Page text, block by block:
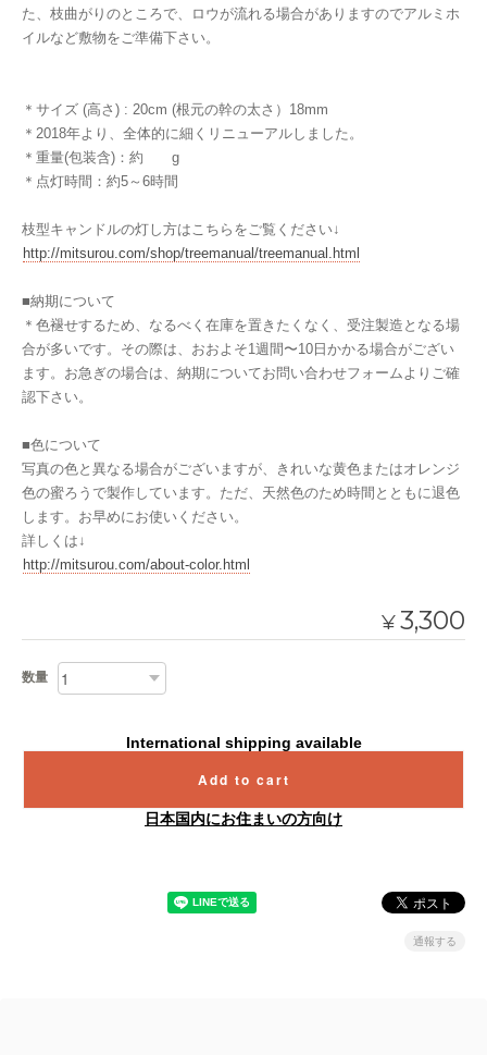
た、枝曲がりのところで、ロウが流れる場合がありますのでアルミホ
イルなど敷物をご準備下さい。
＊サイズ (高さ) : 20cm (根元の幹の太さ）18mm
＊2018年より、全体的に細くリニューアルしました。
＊重量(包装含)：約 g
＊点灯時間：約5～6時間
枝型キャンドルの灯し方はこちらをご覧ください↓
http://mitsurou.com/shop/treemanual/treemanual.html
■納期について
＊色褪せするため、なるべく在庫を置きたくなく、受注製造となる場
合が多いです。その際は、おおよそ1週間〜10日かかる場合がござい
ます。お急ぎの場合は、納期についてお問い合わせフォームよりご確
認下さい。
■色について
写真の色と異なる場合がございますが、きれいな黄色またはオレンジ
色の蜜ろうで製作しています。ただ、天然色のため時間とともに退色
します。お早めにお使いください。
詳しくは↓
http://mitsurou.com/about-color.html
¥3,300
数量
International shipping available
Add to cart
日本国内にお住まいの方向け
通報する